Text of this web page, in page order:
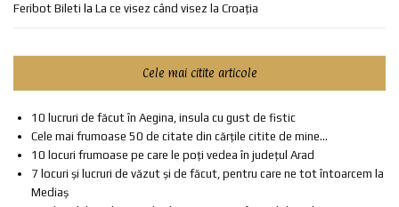
Feribot Bileti la La ce visez când visez la Croația
Cele mai citite articole
10 lucruri de făcut în Aegina, insula cu gust de fistic
Cele mai frumoase 50 de citate din cărțile citite de mine...
10 locuri frumoase pe care le poți vedea în județul Arad
7 locuri și lucruri de văzut și de făcut, pentru care ne tot întoarcem la
Mediaș